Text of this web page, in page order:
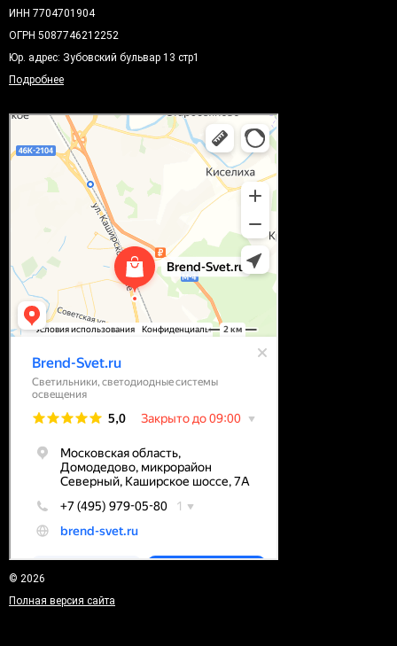
ИНН 7704701904
ОГРН 5087746212252
Юр. адрес: Зубовский бульвар 13 стр1
Подробнее
© 2026
Полная версия сайта